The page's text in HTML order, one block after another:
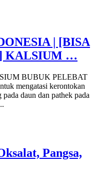
| [BISA
KALSIUM …
BUBUK PELEBAT
mengatasi kerontokan
daun dan pathek pada
Pangsa,